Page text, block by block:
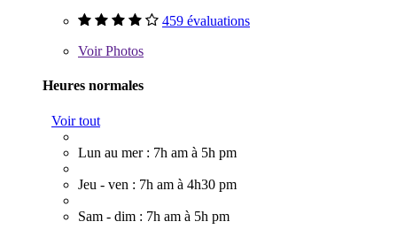
459 évaluations
VoirPhotos
Heures normales
Voir tout
Lun au mer : 7h am à 5h pm
Jeu - ven : 7h am à 4h30 pm
Sam - dim : 7h am à 5h pm